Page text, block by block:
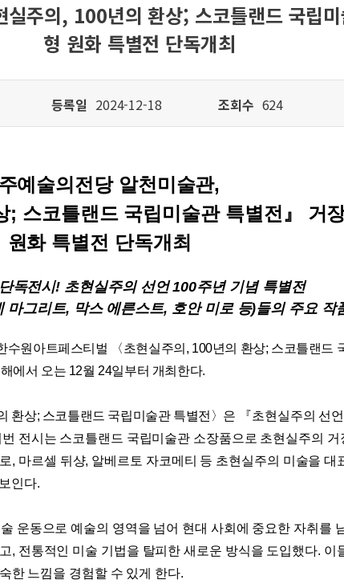
주의, 100년의 환상; 스코틀랜드 국립
형 원화 특별전 단독개최
등록일 2024-12-18 조회수 624
예술의전당 알천미술관,
; 스코틀랜드 국립미술관 특별전』 거
원화 특별전 단독개최
독전시! 초현실주의 선언100주년 기념 특별전
마그리트, 막스 에른스트, 호안 미로 등)들의 주요 작
수원아트페스티벌 〈초현실주의 , 100년의 환상; 스코틀랜드
에서 오는 12월 24일부터 개최한다.
환상; 스코틀랜드 국립미술관 특별전 〉 은 『초현실주의 선언
번 전시는 스코틀랜드 국립미술관 소장품으로 초현실주의 거
, 마르셀 뒤샹, 알베르토 자코메티 등 초현실주의 미술을 대
인다.
운동으로 예술의 영역을 넘어 현대 사회에 중요한 자취를
, 전통적인 미술 기법을 탈피한 새로운 방식을 도입했다. 이
한 느낌을 경험할 수 있게 한다.